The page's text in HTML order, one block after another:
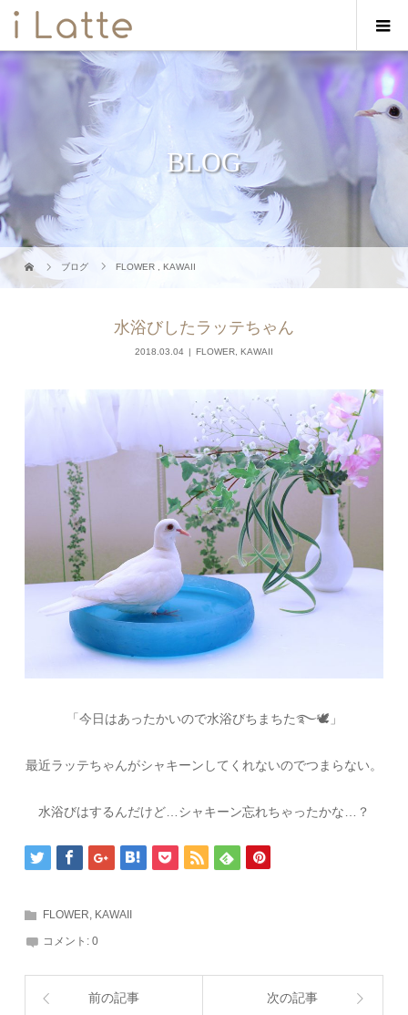
BLOG
ブログ FLOWER ,KAWAII
水浴びしたラッテちゃん
2018.03.04 FLOWER KAWAII
「今日はあったかいので水浴びちまちた࿐🕊」
最近ラッテちゃんがシャキーンしてくれないのでつまらない。
水浴びはするんだけど…シャキーン忘れちゃったかな…？
FLOWER, KAWAII
コメント:0
前の記事 次の記事